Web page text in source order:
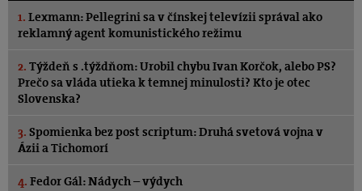
1. Lexmann: Pellegrini sa v čínskej televízii správal ako
reklamný agent komunistického režimu
2. Týždeň s .týždňom: Urobil chybu Ivan Korčok, alebo PS?
Prečo sa vláda utieka k temnej minulosti? Kto je otec
Slovenska?
3. Spomienka bez post scriptum: Druhá svetová vojna v
Ázii a Tichomorí
4. Fedor Gál: Nádych – výdych